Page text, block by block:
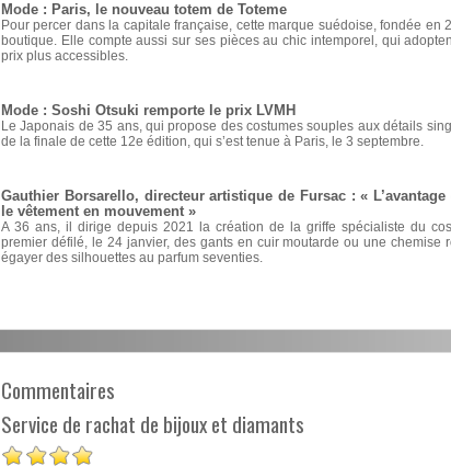
Mode : Paris, le nouveau totem de Toteme
Pour percer dans la capitale française, cette marque suédoise, fondée en
boutique. Elle compte aussi sur ses pièces au chic intemporel, qui
prix plus accessibles.
Mode : Soshi Otsuki remporte le prix LVMH
Le Japonais de 35 ans, qui propose des costumes souples aux détails
de la finale de cette 12e édition, qui s’est tenue à Paris, le 3 septembre.
Gauthier Borsarello, directeur artistique de Fursac : «
le vêtement en mouvement »
A 36 ans, il dirige depuis 2021 la création de la griffe spécialiste du
premier défilé, le 24 janvier, des gants en cuir moutarde ou une chemise
égayer des silhouettes au parfum seventies.
Commentaires
Service de rachat de bijoux et diamants